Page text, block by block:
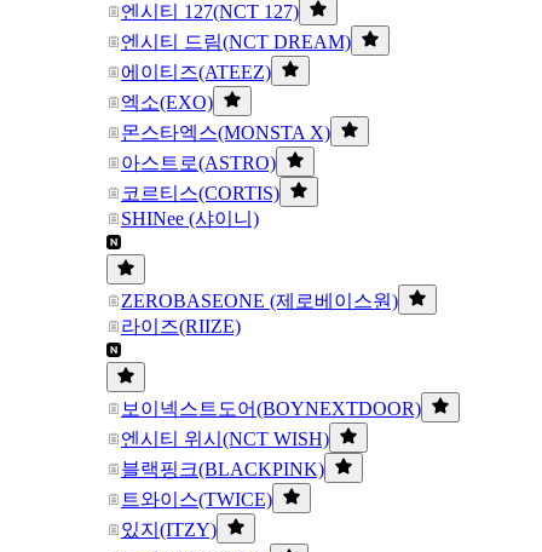
엔시티 127(NCT 127)
엔시티 드림(NCT DREAM)
에이티즈(ATEEZ)
엑소(EXO)
몬스타엑스(MONSTA X)
아스트로(ASTRO)
코르티스(CORTIS)
SHINee (샤이니)
ZEROBASEONE (제로베이스원)
라이즈(RIIZE)
보이넥스트도어(BOYNEXTDOOR)
엔시티 위시(NCT WISH)
블랙핑크(BLACKPINK)
트와이스(TWICE)
있지(ITZY)